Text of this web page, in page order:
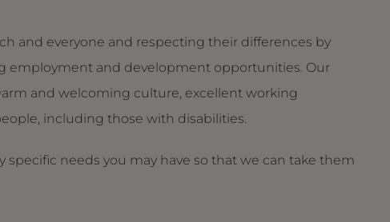
and everyone and respecting their differences by
employment and development opportunities. Our
and welcoming culture, excellent working
including those with disabilities.
needs you may have so that we can take them